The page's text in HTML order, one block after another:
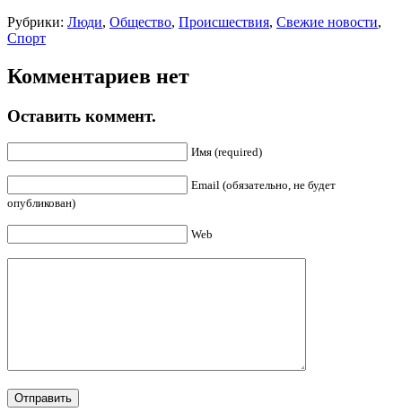
Рубрики: Люди, Общество, Происшествия, Свежие новости,
Спорт
Комментариев нет
Оставить коммент.
Имя (required)
Email (обязательно, не будет
опубликован)
Web